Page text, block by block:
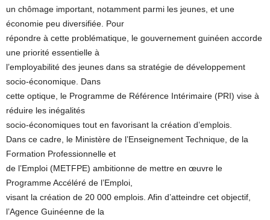
un chômage important, notamment parmi les jeunes, et une
économie peu diversifiée. Pour
répondre à cette problématique, le gouvernement guinéen accorde
une priorité essentielle à
l’employabilité des jeunes dans sa stratégie de développement
socio-économique. Dans
cette optique, le Programme de Référence Intérimaire (PRI) vise à
réduire les inégalités
socio-économiques tout en favorisant la création d’emplois.
Dans ce cadre, le Ministère de l’Enseignement Technique, de la
Formation Professionnelle et
de l’Emploi (METFPE) ambitionne de mettre en œuvre le
Programme Accéléré de l’Emploi,
visant la création de 20 000 emplois. Afin d’atteindre cet objectif,
l’Agence Guinéenne de la